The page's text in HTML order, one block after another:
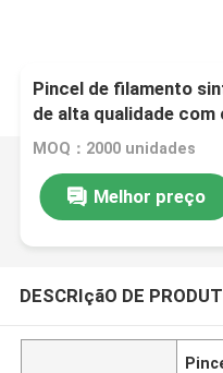
Pincel de filamento
de alta qualidade
MOQ：2000 unidades
Melhor preço
DESCRIçãO DE